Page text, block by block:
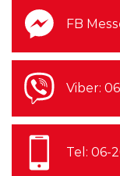
felvételeivel
2026.08.06. 14:00
késéssel
FB
Viber:
Tel: 06-